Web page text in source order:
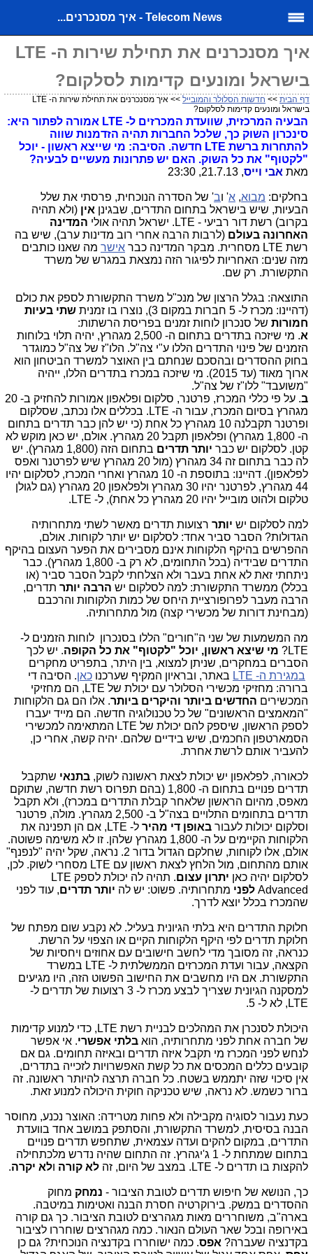
Telecom News - איך מסנכרנים...
איך מסנכרנים את תחילת שירות ה- LTE
בישראל ומונעים קדימות לסלקום?
דף הבית >> חדשות הסלולר והמובייל
>> איך מסנכרנים את תחילת שירות ה- LTE
בישראל ומונעים קדימות לסלקום?
הבעיה המרכזית, שוועדת המכרזים ל- LTE אמורה לפתור היא:
סינכרון השוק כך, שלכל החברות תהיה הזדמנות שווה
להתחרות ברשת LTE חדשה. הסיבה: מי שייצא ראשון - יוכל
"לקטוף" את כל השוק. האם יש פתרונות מעשיים לבעיה?
מאת אבי וייס, 21.7.13, 23:30
בחלקים: מבוא, א' וב' של הסדרה הנוכחית, פרסתי את שלל
הבעיות, שיש בישראל בתחום התדרים, שבגינן אין (ולא תהיה
בקרוב) רשת דור רביעי - LTE. ישראל תהיה אולי
המדינה
האחרונה בעולם (לרבות הרבה אחרי רוב מדינות ערב), שיש בה
רשת LTE מסחרית. מבקר המדינה כבר
אישר מה שאנו כותבים
מזה שנים: האחריות לפיגור הזה נמצאת במגרש של משרד
התקשורת. רק שם.
התוצאה: בגלל הרצון של מנכ"ל משרד התקשורת לספק את כולם
(דהיינו: מכרז ל- 5 חברות במקום 3), נוצרו בו זמנית
שתי בעיות
חמורות של סנכרון לוחות זמנים בפריסת הרשתות:
א
. מי שיזכה בתדרים בתחום ה- 2,500 מגהרץ, יהיה תלוי בלוחות
הזמנים של פינוי התדרים הללו ע"י צה"ל. הלו"ז של צה"ל כמוגדר
בחוק ההסדרים ובהסכם שנחתם בין האוצר למשרד הביטחון הוא
ארוך מאוד (עד 2015). מי שיזכה במכרז בתדרים הללו, ייהיה
"משועבד" ללו"ז של צה"ל.
ב
. על פי כללי המכרז, פרטנר, סלקום ופלאפון אמורות להחזיק ב- 20
מגהרץ בסיום המכרז, עבור ה- LTE. בכללים אלו נכתב, שסלקום
ופרטנר תקבלנה 10 מגהרץ כל אחת (כי יש להן כבר תדרים בתחום
ה- 1,800 מגהרץ) ופלאפון תקבל 20 מגהרץ. אולם, יש כאן מוקש לא
קטן. לסלקום יש כבר יותר תדרים
בתחום הזה (1,800 מגהרץ). יש
לה כבר בתחום זה 34 מגהרץ (מול 20 מגהרץ שיש לפרטנר ואפס
לפלאפון). דהיינו: בתוספת ה- 10 מגהרץ ואחרי המכרז, לסלקום יהיו
44 מגהרץ, לפרטנר יהיו 30 מגהרץ ולפלאפון 20 מגהרץ (גם לגולן
טלקום ולהוט מובייל יהיו 20 מגהרץ כל אחת), ל- LTE.
למה לסלקום יש יותר רצועות תדרים מאשר לשתי מתחרותיה
הגדולות? הסבר סביר אחד: לסלקום יש יותר לקוחות. אולם,
ההפרשים בהיקף הלקוחות אינם מסבירים את הפער העצום בהיקף
התדרים שבידיה (בכל התחומים, לא רק ב- 1,800 מגהרץ). כבר
ניתחתי זאת לא אחת בעבר ולא הצלחתי לקבל הסבר סביר (או
בכלל) ממשרד התקשורת: למה לסלקום יש הרבה יותר תדרים,
הרבה מעבר לפרופורציית היחס של כמות הלקוחות והרכבם
(מבחינת דורות של מכשירי קצה) מול מתחרותיה.
מה המשמעות של שני ה"חורים" הללו בסנכרון לוחות הזמנים ל-
LTE?
מי שיצא ראשון, יוכל "לקטוף" את כל הקופה. יש לכך
הסברים במחקרים, שניתן למצוא, בין היתר, בתפריט מחקרים
במגירת ה- LTE
באתר, ובראיון המקיף שערכנו כאן. הסיבה די
ברורה: מחזיקי מכשירי הסלולר עם יכולת של LTE, הם מחזיקי
המכשירים החדשים ביותר והיקרים ביותר. אלו הם גם הלקוחות
"המאמצים הראשונים" של כל טכנולוגיה חדשה. הם מייד יעברו
לספק הראשון, שיספק להם יכולת של LTE המתאימה למכשירי
הסמארטפון החכמים, שיש בידיים שלהם. יהיה קשה, אחרי כן,
להעביר אותם לרשת אחרת.
לכאורה, לפלאפון יש יכולת לצאת ראשונה לשוק, בתנאי שתקבל
תדרים פנויים בתחום ה- 1,800 (בהם תפרוס רשת חדשה, שתוקם
מאפס, מהיום הראשון שלאחר קבלת התדרים במכרז), ולא תקבל
תדרים בתחומים התלויים בצה"ל ב- 2,500 מגהרץ. מולה, פרטנר
וסלקום יכולות לעבור באופן די מהיר
ל- LTE, אם הן תפנינה את
הלקוחות הקיימים על ה- 1,800 מגהרץ שלהן. זו לא משימה פשוטה.
אולם, אלו לקוחות, שחלקם הגדול בדור 2. נראה, שקל יהיה "לנפנף"
אותם מהתחום, מול הלחץ לצאת ראשון עם LTE מסחרי לשוק. לכן,
לסלקום יהיה כאן יתרון עצום
. תהיה לה יכולת לספק LTE
Advanced לפני מתחרותיה. פשוט: יש לה יותר תדרים, עוד לפני
שהמכרז בכלל יוצא לדרך.
חלוקת התדרים היא בלתי הגיונית בעליל. לא נקבע שום מפתח של
חלוקת תדרים לפי היקף הלקוחות הקיים או הצפוי על הרשת.
כנראה, זה מסובך מדי לחשב חישובים עם אחוזים ויחסיות של
הקצאה, עבור ועדת המכרזים הממשלתית ל- LTE במשרד
התקשורת. אם היו מחשבים את החישוב הפשוט הזה, היו מגיעים
למסקנה הגיונית שצריך לבצע מכרז ל- 3 רצועות של תדרים ל-
LTE, לא ל- 5.
היכולת לסנכרן את המהלכים לבניית רשת LTE, כדי למנוע קדימות
של חברה אחת לפני מתחרותיה, הוא בלתי אפשרי. אי אפשר
לנחש לפני המכרז מי תקבל איזה תדרים ובאיזה תחומים. גם אם
קובעים כללים המכסים את כל קשת האפשרויות לזכייה בתדרים,
אין סיכוי שזה יתממש בשטח. כל חברה תרצה להיותר ראשונה. זה
ברור כשמש. לא נראה, שיש טכניקה חוקית היכולה למנוע זאת.
כעת נעבור לסוגיה מקבילה ולא פחות מטרידה: האוצר נכנע, מחוסר
הבנה בסיסית, למשרד התקשורת, והסתפק במושב אחד בוועדת
התדרים, במקום להקים ועדה עצמאית, שתחפש תדרים פנויים
בתחום שמתחת ל- 1 ג'יגהרץ. זה התחום שהיה נדרש מלכתחילה
להקצות בו תדרים ל- LTE. במצב של היום, זה
לא קורה ולא יקרה.
כך, הנושא של חיפוש תדרים לטובת הציבור - נמחק מחוק
ההסדרים במשק. בירוקרטיה חסרת הבנה ואטימות במיטבה.
בארה"ב, משוחררים מאות מגהרצים לטובת הציבור. כך גם קורה
באירופה ובכל שאר העולם הנאור. כמה מגהרצים שוחררו לציבור
בקדנציה שעברה? אפס. כמה ישוחררו בקדנציה הנוכחית? גם כן